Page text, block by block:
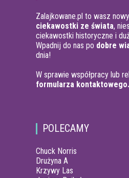
Zalajkowane.pl to wasz
ciekawostki ze świata,
ciekawostki historyczne i
Wpadnij do nas po dobre
dnia!
W sprawie współpracy lub
formularza kontaktowego.
POLECAMY
Chuck Norris
Drużyna A
Krzywy Las